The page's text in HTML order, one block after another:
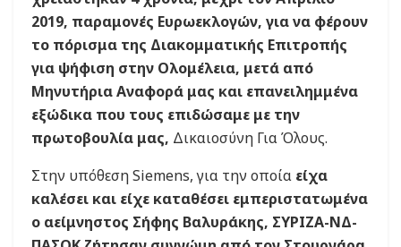
2019, παραμονές Ευρωεκλογών, για να φέρουν
το πόρισμα της Διακομματικής Επιτροπής
για ψήφιση στην Ολομέλεια, μετά από
Μηνυτήρια Αναφορά μας και επανειλημμένα
εξώδικα που τους επιδώσαμε με την
πρωτοβουλία μας, Δικαιοσύνη Για Όλους.
Στην υπόθεση Siemens, για την οποία είχα
καλέσει και είχε καταθέσει εμπεριστατωμένα
ο αείμνηστος Σήφης Βαλυράκης, ΣΥΡΙΖΑ-ΝΔ-